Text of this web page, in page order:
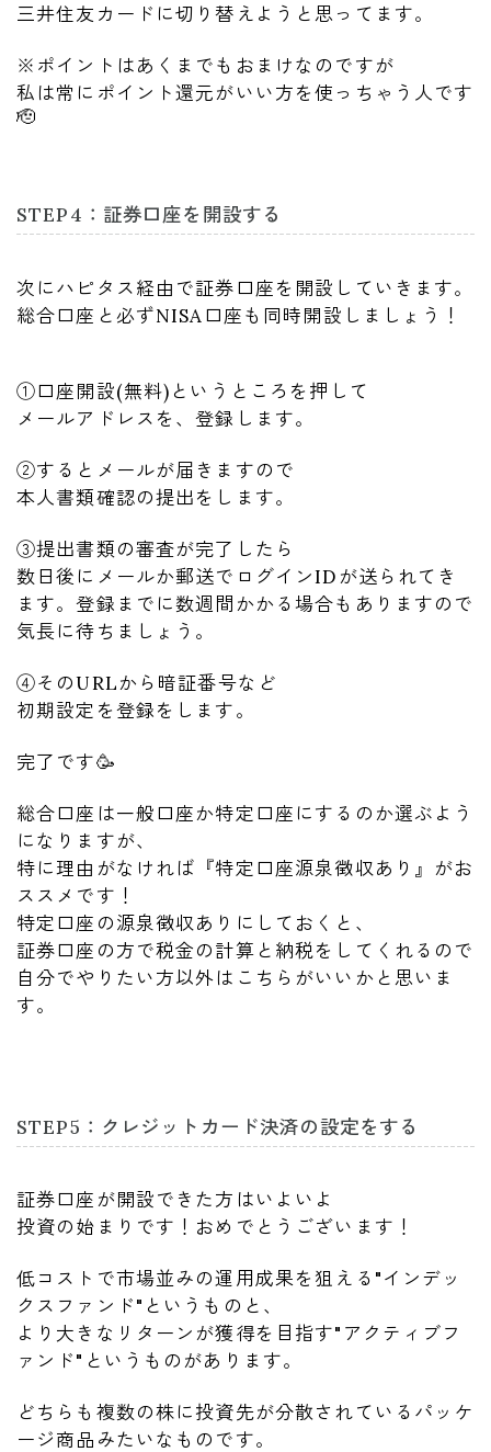
三井住友カードに切り替えようと思ってます。
※ポイントはあくまでもおまけなのですが
私は常にポイント還元がいい方を使っちゃう人です
🫡
STEP4：証券口座を開設する
次にハピタス経由で証券口座を開設していきます。
総合口座と必ずNISA口座も同時開設しましょう！
①口座開設(無料)というところを押して
メールアドレスを、登録します。
②するとメールが届きますので
本人書類確認の提出をします。
③提出書類の審査が完了したら
数日後にメールか郵送でログインIDが送られてき
ます。登録までに数週間かかる場合もありますので
気長に待ちましょう。
④そのURLから暗証番号など
初期設定を登録をします。
完了です🥳
総合口座は一般口座か特定口座にするのか選ぶよう
になりますが、
特に理由がなければ『特定口座源泉徴収あり』がお
ススメです！
特定口座の源泉徴収ありにしておくと、
証券口座の方で税金の計算と納税をしてくれるので
自分でやりたい方以外はこちらがいいかと思いま
す。
STEP5：クレジットカード決済の設定をする
証券口座が開設できた方はいよいよ
投資の始まりです！おめでとうございます！
低コストで市場並みの運用成果を狙える"インデッ
クスファンド"というものと、
より大きなリターンが獲得を目指す"アクティブフ
ァンド"というものがあります。
どちらも複数の株に投資先が分散されているパッケ
ージ商品みたいなものです。